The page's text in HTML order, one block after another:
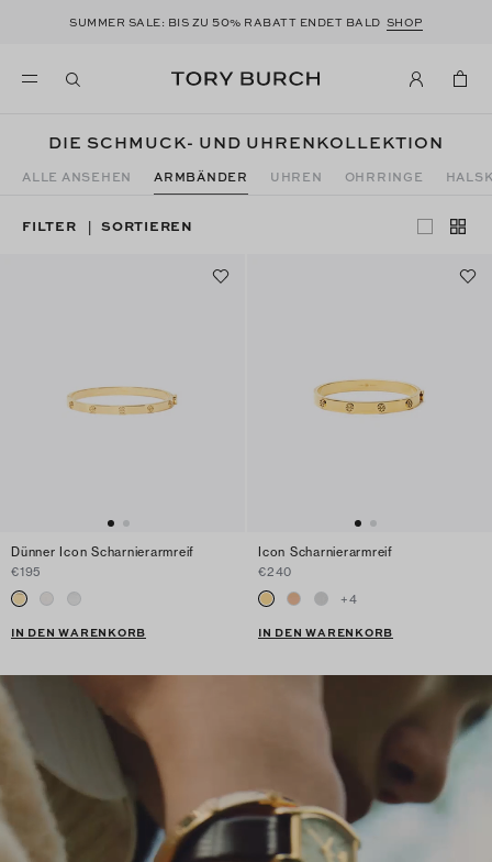
SUMMER SALE: BIS ZU50% RABATT ENDET BALD SHOP
DIE SCHMUCK- UND UHRENKOLLEKTION
ALLE ANSEHEN ARMBÄNDER UHREN OHRRINGE
FILTER | SORTIEREN
Dünner Icon Scharnierarmreif
€195
IN DEN WARENKORB
Icon Scharnierarmreif
€240
+4
IN DEN WARENKORB